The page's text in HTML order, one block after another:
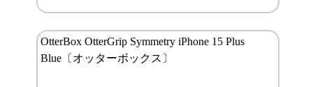
OtterBox OtterGrip Symmetry iPhone 15 Plus
Blue〔オッターボックス〕